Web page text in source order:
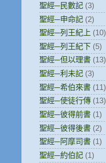
聖經─民數記 (3)
聖經─申命記 (2)
聖經─列王紀上 (10)
聖經─列王紀下 (5)
聖經─但以理書 (13)
聖經─利未記 (3)
聖經─希伯來書 (11)
聖經─使徒行傳 (13)
聖經─彼得前書 (1)
聖經─彼得後書 (2)
聖經─阿摩司書 (1)
聖經─約伯記 (1)